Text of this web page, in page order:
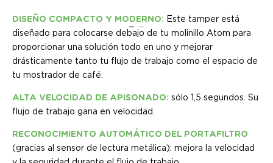
DISEÑO COMPACTO Y MODERNO: Este tamper está
diseñado para colocarse debajo de tu molinillo Atom para
proporcionar una solución todo en uno y mejorar
drásticamente tanto tu flujo de trabajo como el espacio de
tu mostrador de café.
ALTA VELOCIDAD DE APISONADO: sólo 1,5 segundos. Su
flujo de trabajo gana en velocidad.
RECONOCIMIENTO AUTOMÁTICO DEL PORTAFILTRO
(gracias al sensor de lectura metálica): mejora la velocidad